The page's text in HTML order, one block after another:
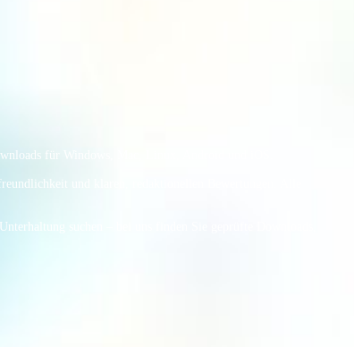
für Windows, Mac, Linux, Android und iOS.
und klaren, redaktionellen Bewertungen. Alle
suchen – bei uns finden Sie geprüfte Downloads,